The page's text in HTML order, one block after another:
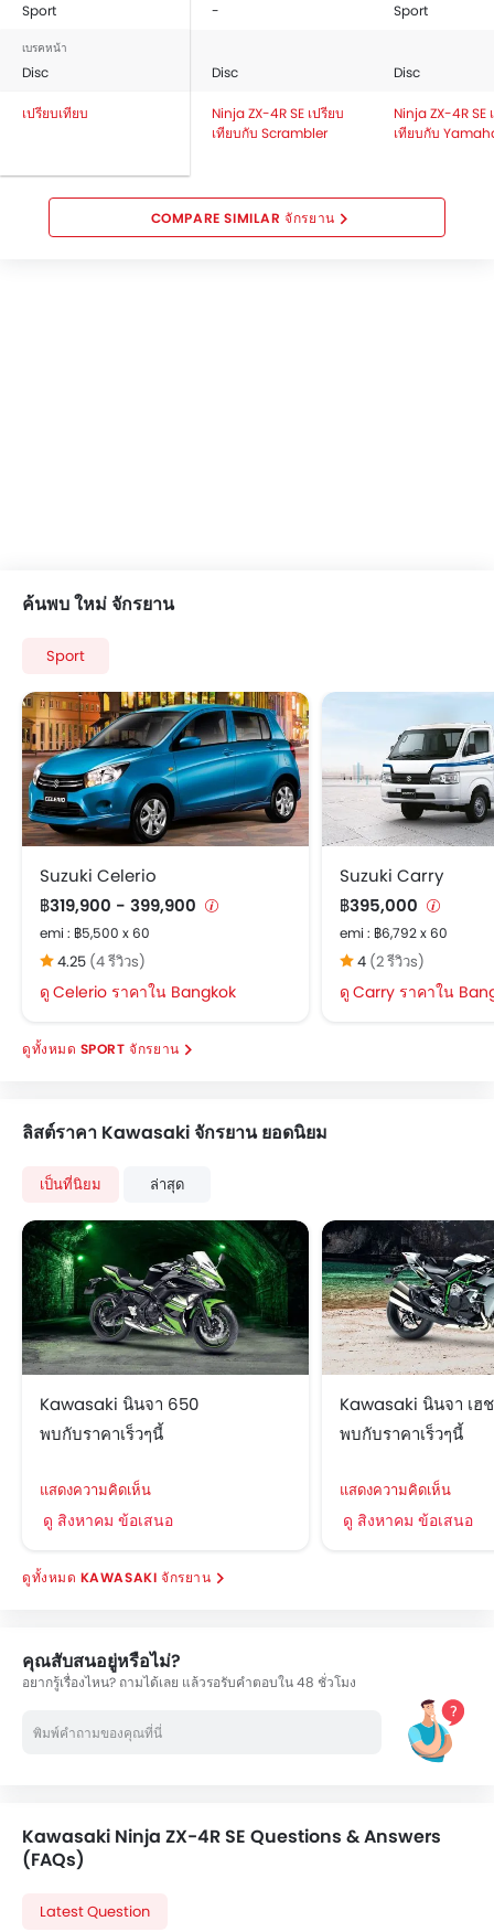
Sport - Sport
เบรคหน้า
Disc Disc Disc
เปรียบเทียบ
Ninja ZX-4R SE เปรียบ
เทียบกับ Scrambler
Ninja ZX-4R SE
เทียบกับ
COMPARE SIMILAR จักรยาน
ค้นพบ ใหม่ จักรยาน
Sport
Suzuki Celerio
฿319,900 - 399,900
emi : ฿5,500 x 60
4.25 (4 รีวิวs)
Celerio ราคาใน Bangkok
Suzuki Carry
฿395,000
emi : ฿6,792 x 60
4 (2 รีวิวs)
Carry ราคาใน
SPORT จักรยาน
ลิสต์ราคา Kawasaki จักรยาน ยอดนิยม
เป็นที่นิยม ล่าสุด
Kawasaki นินจา 650
พบกับราคาเร็วๆนี้
แสดงความคิดเห็น
ดู สิงหาคม ข้อเสนอ
Kawasaki นินจา เฮ
พบกับราคาเร็วๆนี้
แสดงความคิดเห็น
ดู สิงหาคม ข้อเสนอ
KAWASAKI จักรยาน
คุณสับสนอยู่หรือไม่?
อยากรู้เรื่องไหน? ถามได้เลย แล้วรอรับคำตอบใน 48 ชั่วโมง
Kawasaki Ninja ZX-4R SE Questions & Answers
(FAQs)
Latest Question